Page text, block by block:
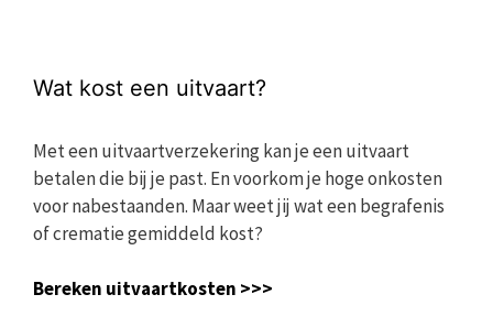
Wat kost een uitvaart?
Met een uitvaartverzekering kan je een uitvaart
betalen die bij je past. En voorkom je hoge onkosten
voor nabestaanden. Maar weet jij wat een begrafenis
of crematie gemiddeld kost?
Bereken uitvaartkosten >>>